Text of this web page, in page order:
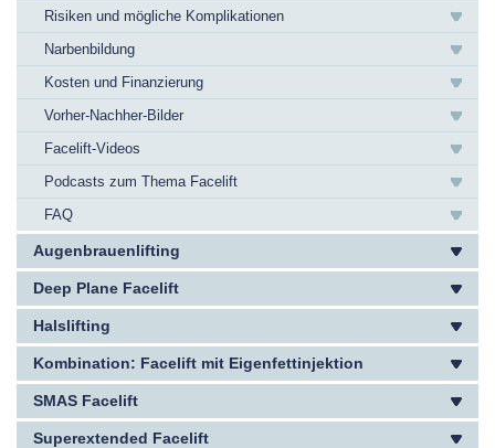
Risiken und mögliche Komplikationen
Narbenbildung
Kosten und Finanzierung
Vorher-Nachher-Bilder
Facelift-Videos
Podcasts zum Thema Facelift
FAQ
Augenbrauenlifting
Deep Plane Facelift
Halslifting
Kombination: Facelift mit Eigenfettinjektion
SMAS Facelift
Superextended Facelift